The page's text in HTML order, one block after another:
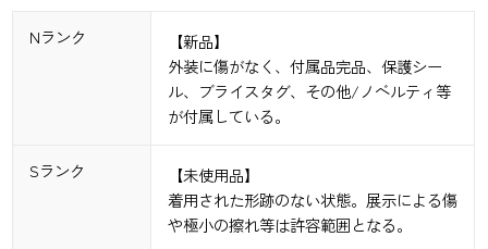
Nランク
【新品】
外装に傷がなく、付属品完品、保護シー
ル、ブライスタグ、その他/ノベルティ等
が付属している。
Sランク
【未使用品】
着用された形跡のない状態。展示による傷
や極小の擦れ等は許容範囲となる。